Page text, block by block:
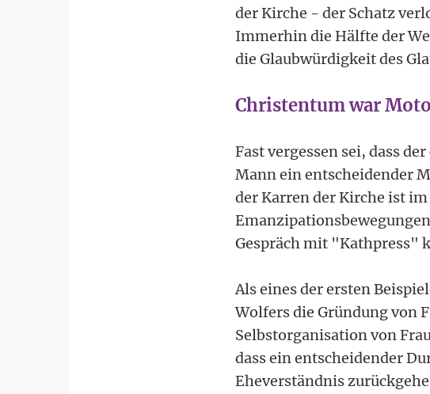
der Kirche - der Schatz
Immerhin die Hälfte der
die Glaubwürdigkeit des
Christentum war
Fast vergessen sei, dass
Mann ein entscheidender
der Karren der Kirche ist
Gespräch mit "Kathpress"
Als eines der ersten
Wolfers die Gründung von
Selbstorganisation von
dass ein entscheidender
Eheverständnis